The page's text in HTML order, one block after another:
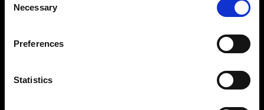
the Privacy trigger icon.
Collect information about your geographical
meters
Identify your device by actively scanning it for
Selection
Necessary
Preferences
Statistics